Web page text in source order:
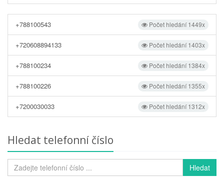
Počet hledání 1449x
+788100543
Počet hledání 1403x
+720608894133
Počet hledání 1384x
+788100234
Počet hledání 1355x
+788100226
Počet hledání 1312x
+7200030033
Hledat telefonní číslo
Hledat